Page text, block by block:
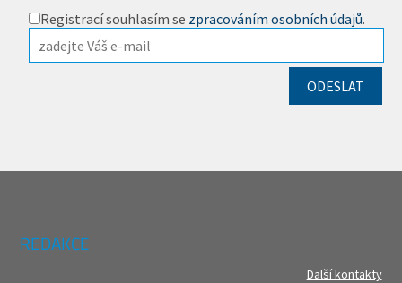
Registrací souhlasím se zpracováním osobních údajů.
REDAKCE
Další kontakty